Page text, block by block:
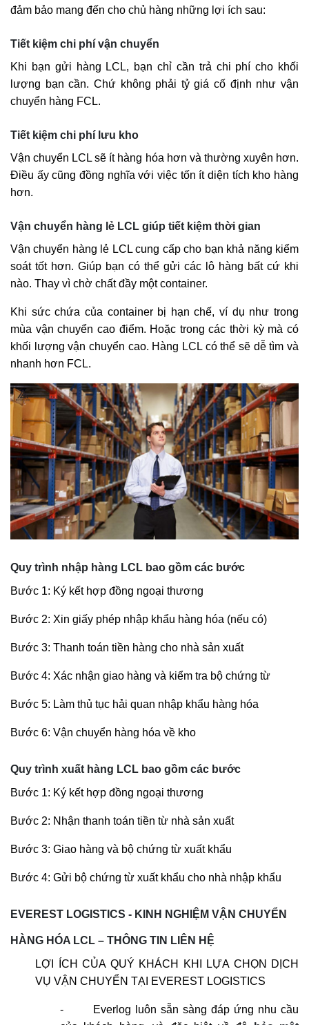
đảm bảo mang đến cho chủ hàng những lợi ích sau:
Tiết kiệm chi phí vận chuyển
Khi bạn gửi hàng LCL, bạn chỉ cần trả chi phí cho khối
lượng bạn cần. Chứ không phải tỷ giá cố định như vận
chuyển hàng FCL.
Tiết kiệm chi phí lưu kho
Vận chuyển LCL sẽ ít hàng hóa hơn và thường xuyên hơn.
Điều ấy cũng đồng nghĩa với việc tốn ít diện tích kho hàng
hơn.
Vận chuyển hàng lẻ LCL giúp tiết kiệm thời gian
Vận chuyển hàng lẻ LCL cung cấp cho bạn khả năng kiểm
soát tốt hơn. Giúp bạn có thể gửi các lô hàng bất cứ khi
nào. Thay vì chờ chất đầy một container.
Khi sức chứa của container bị hạn chế, ví dụ như trong
mùa vận chuyển cao điểm. Hoặc trong các thời kỳ mà có
khối lượng vận chuyển cao. Hàng LCL có thể sẽ dễ tìm và
nhanh hơn FCL.
Quy trình nhập hàng LCL bao gồm các bước
Bước 1: Ký kết hợp đồng ngoại thương
Bước 2: Xin giấy phép nhập khẩu hàng hóa (nếu có)
Bước 3: Thanh toán tiền hàng cho nhà sản xuất
Bước 4: Xác nhận giao hàng và kiểm tra bộ chứng từ
Bước 5: Làm thủ tục hải quan nhập khẩu hàng hóa
Bước 6: Vận chuyển hàng hóa về kho
Quy trình xuất hàng LCL bao gồm các bước
Bước 1: Ký kết hợp đồng ngoại thương
Bước 2: Nhận thanh toán tiền từ nhà sản xuất
Bước 3: Giao hàng và bộ chứng từ xuất khẩu
Bước 4: Gửi bộ chứng từ xuất khẩu cho nhà nhập khẩu
EVEREST LOGISTICS - KINH NGHIỆM VẬN CHUYỂN
HÀNG HÓA LCL – THÔNG TIN LIÊN HỆ
LỢI ÍCH CỦA QUÝ KHÁCH KHI LỰA CHỌN DỊCH
VỤ VẬN CHUYỂN TẠI EVEREST LOGISTICS
-
Everlog luôn sẵn sàng đáp ứng nhu cầu